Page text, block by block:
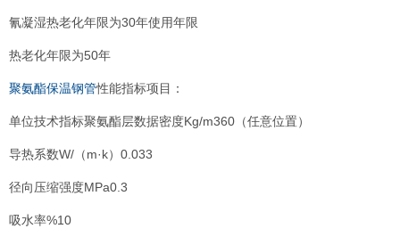
氰凝湿热老化年限为30年使用年限
热老化年限为50年
聚氨酯保温钢管性能指标项目：
单位技术指标聚氨酯层数据密度Kg/m360（任意位置）
导热系数W/（m·k）0.033
径向压缩强度MPa0.3
吸水率%10